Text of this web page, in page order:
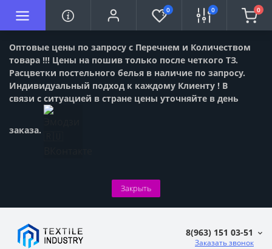
Оптовые цены по запросу с Перечнем и Количеством
товара !!! Цены на пошив только после четкого ТЗ.
Расцветки постельного белья в наличие по запросу.
Индивидуальный подход к каждому Клиенту ! В
связи с ситуацией в стране цены уточняйте в день
заказа.
Закрыть
0 0 0
8(963) 151 03-51
Заказать звонок